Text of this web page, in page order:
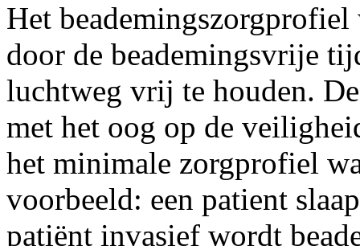
Het
door de beademingsvrije
luchtweg vrij te houden.
met het oog op de
het minimale zorgprofiel
voorbeeld: een patient
patiënt invasief wordt